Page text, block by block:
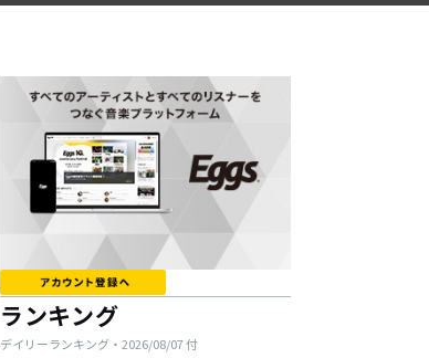
ランキング
デイリーランキング・ 2026/08/07付